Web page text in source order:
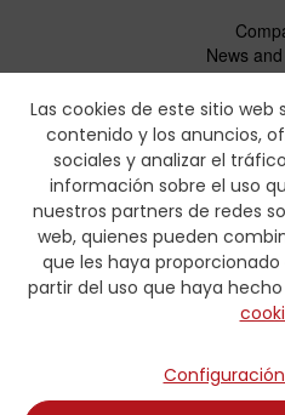
Las cookies de este sitio web
contenido y los anuncios,
sociales y analizar el
información sobre el uso
nuestros partners de redes
web, quienes pueden
que les haya
partir del uso que haya hecho
News
Code of
Social
CbC
Price lists
Hydraulic